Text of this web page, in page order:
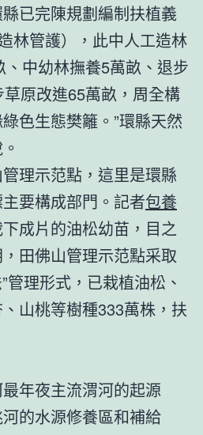
已完陳規劃編制扶植義
林管護），此中人工造林
中幼林撫養5萬畝、退步
原改進65萬畝，周全構
色生態樊籬。”環縣天然
理示范點，這里是環縣
要構成部門。記者包養
成片的油松幼苗，目之
田佛山管理示范點采取
管理形式，已栽植油松、
山桃等樹種333萬株，扶
年夜主流渭河的起源
的水源修養區和補給